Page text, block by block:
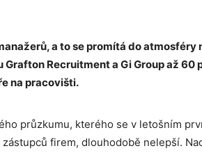
a to se promítá do atmosféry
Recruitment a Gi Group až 60
na pracovišti.
průzkumu, kterého se v letošním
firem, dlouhodobě nelepší.